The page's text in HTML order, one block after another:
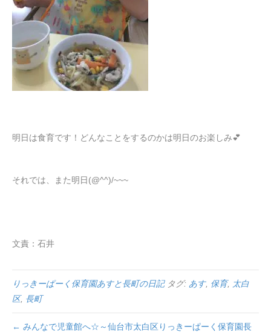
明日は食育です！どんなことをするのかは明日のお楽しみ💕
それでは、また明日(@^^)/~~~
文責：石井
りっきーぱーく保育園あすと長町の日記タグ: あす, 保育, 太白
区, 長町
← みんなで児童館へ☆～仙台市太白区りっきーぱーく保育園長